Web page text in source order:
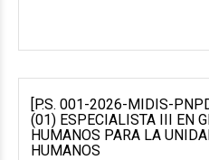
[P.S. 001-2026-MIDIS-
(01) ESPECIALISTA III EN
HUMANOS PARA LA
HUMANOS